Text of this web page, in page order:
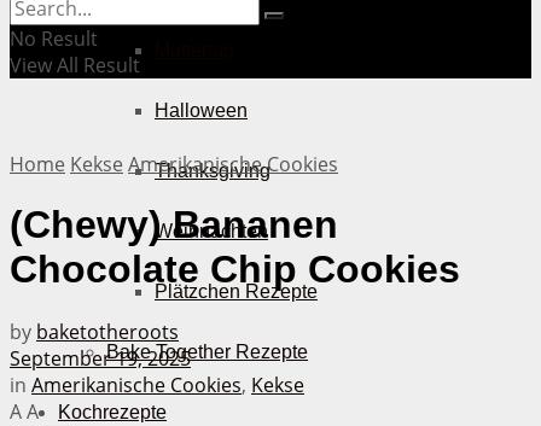
Halloween
Thanksgiving
Weihnachten
Plätzchen Rezepte
Bake Together Rezepte
Kochrezepte
No Result
View All Result
Home Kekse Amerikanische Cookies
(Chewy) Bananen
Chocolate Chip Cookies
by baketotheroots
September 19, 2025
in Amerikanische Cookies, Kekse
AA